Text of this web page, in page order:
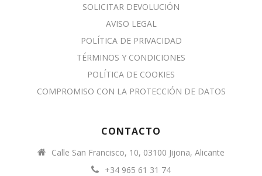
SOLICITAR DEVOLUCIÓN
AVISO LEGAL
POLÍTICA DE PRIVACIDAD
TÉRMINOS Y CONDICIONES
POLÍTICA DE COOKIES
COMPROMISO CON LA PROTECCIÓN DE DATOS
CONTACTO
Calle San Francisco, 10, 03100 Jijona, Alicante
+34 965 61 31 74